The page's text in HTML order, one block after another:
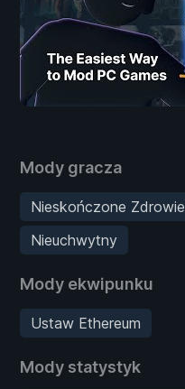
Mody gracza
Nieskończone Zdrowie
Nieuchwytny
Mody ekwipunku
Ustaw Ethereum
Mody statystyk